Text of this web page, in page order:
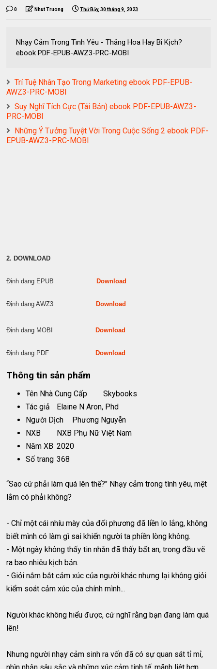
0 Nhut Truong Thứ Bảy, 30 tháng 9, 2023
Nhạy Cảm Trong Tình Yêu - Thăng Hoa Hay Bi Kịch?
ebook PDF-EPUB-AWZ3-PRC-MOBI
Trí Tuệ Nhân Tạo Trong Marketing ebook PDF-EPUB-
AWZ3-PRC-MOBI
Suy Nghĩ Tích Cực (Tái Bản) ebook PDF-EPUB-AWZ3-
PRC-MOBI
Những Ý Tưởng Tuyệt Vời Trong Cuộc Sống 2 ebook PDF-
EPUB-AWZ3-PRC-MOBI
2. DOWNLOAD
Định dạng EPUB Download
Định dạng AWZ3 Download
Định dạng MOBI Download
Định dạng PDF Download
Thông tin sản phẩm
Tên Nhà Cung Cấp
Skybooks
Tác giả
Elaine N Aron, Phd
Người Dịch
Phương Nguyễn
NXB
NXB Phụ Nữ Việt Nam
Năm XB 2020
Số trang 368
“Sao cứ phải làm quá lên thế?" Nhạy cảm trong tình yêu, mệt
lắm có phải không?
- Chỉ một cái nhíu mày của đối phương đã liền lo lắng, không
biết mình có làm gì sai khiến người ta phiền lòng không.
- Một ngày không thấy tin nhắn đã thấy bất an, trong đầu vẽ
ra bao nhiêu kịch bản.
- Giỏi nắm bắt cảm xúc của người khác nhưng lại không giỏi
kiểm soát cảm xúc của chính mình...
Người khác không hiểu được, cứ nghĩ rằng bạn đang làm quá
lên!
Nhưng người nhạy cảm sinh ra vốn đã có sự quan sát tỉ mỉ,
nhìn nhận sâu sắc và những xúc cảm tinh tế, mãnh liệt hơn